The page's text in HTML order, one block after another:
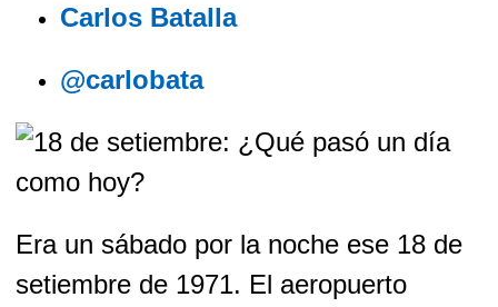
Carlos Batalla
@carlobata
Era un sábado por la noche ese 18 de
setiembre de 1971. El aeropuerto